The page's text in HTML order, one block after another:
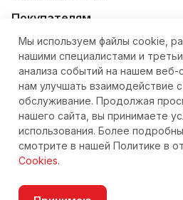
Покупателям
+7 (4212) 23-33-33
eshop@nkteh.ru
© 2026 Интернет-магазин ЭНКА
Мы используем файлы cookie,
нашими специалистами и
анализа событий на нашем веб-
нам улучшать взаимодействие
обслуживание. Продолжая
нашего сайта, вы принимаете
использования. Более
смотрите в нашей Политике в
Cookies.